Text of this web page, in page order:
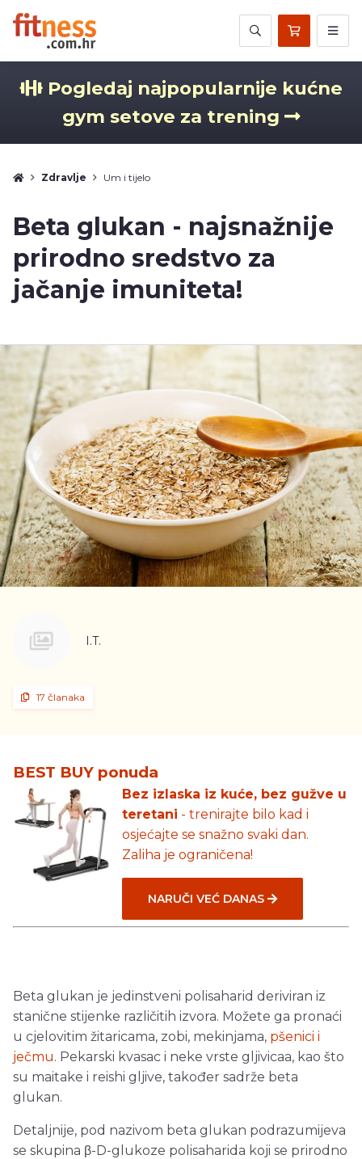
Pogledaj najpopularnije kućne
gym setove za trening
Zdravlje Um i tijelo
Beta glukan - najsnažnije
prirodno sredstvo za
jačanje imuniteta!
I.T.
17 članaka
BEST BUY ponuda
Bez izlaska iz kuće, bez gužve u
teretani - trenirajte bilo kad i
osjećajte se snažno svaki dan.
Zaliha je ograničena!
NARUČI VEĆ DANAS
Beta glukan je jedinstveni polisaharid deriviran iz
stanične stijenke različitih izvora. Možete ga pronaći
u cjelovitim žitaricama, zobi, mekinjama, pšenici i
ječmu. Pekarski kvasac i neke vrste gljivicaa, kao što
su maitake i reishi gljive, također sadrže beta
glukan.
Detaljnije, pod nazivom beta glukan podrazumijeva
se skupina β-D-glukoze polisaharida koji se prirodno